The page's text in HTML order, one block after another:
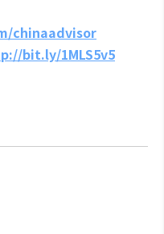
chinaadvisor
bit.ly/1MLS5v5